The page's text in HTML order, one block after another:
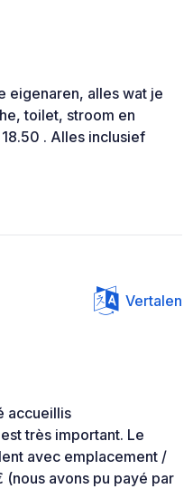
eigenaren, alles wat je
toilet, stroom en
. Alles inclusief
Vertalen
accueillis
très important. Le
avec emplacement /
avons pu payé par